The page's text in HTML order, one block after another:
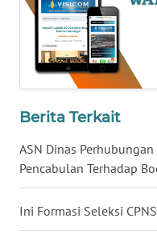
Berita Terkait
ASN Dinas
Pencabulan Terhadap
Ini Formasi Seleksi
BALI
WN
KALBAR
WN
WN
KALTARA
WN